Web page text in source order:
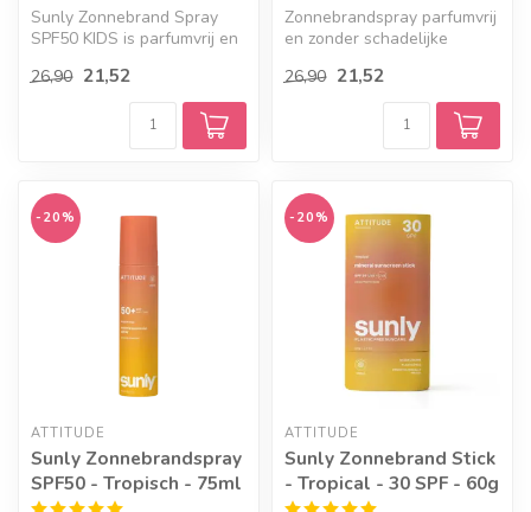
Sunly Zonnebrand Spray
SPF50 KIDS is parfumvrij en
minerale, ...
26,90 21,52
Zonnebrandspray parfumvrij
en zonder schadelijke
en...
26,90 21,52
-20%
ATTITUDE
Sunly Zonnebrandspray
SPF50 - Tropisch - 75ml
-20%
ATTITUDE
Sunly Zonnebrand Stick
- Tropical - 30 SPF - 60g